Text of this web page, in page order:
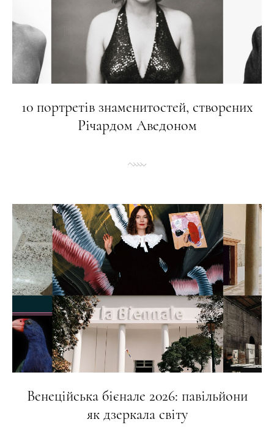
10 портретів знаменитостей, створених
Річардом Аведоном
Венеційська бієнале 2026: павільйони
як дзеркала світу